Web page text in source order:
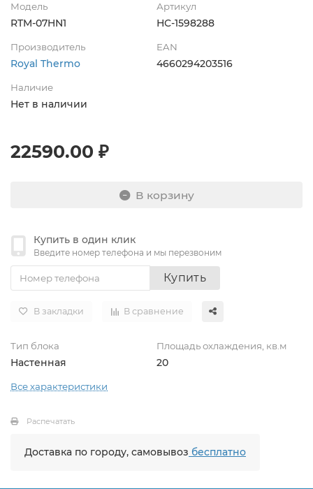
Модель
RTM-07HN1
Артикул
НС-1598288
Производитель
Royal Thermo
EAN
4660294203516
Наличие
Нет в наличии
22590.00 ₽
В корзину
Купить в один клик
Введите номер телефона и мы перезвоним
Купить
В закладки В сравнение
Тип блока
Настенная
Площадь охлаждения, кв.м
20
Все характеристики
Распечатать
Доставка по городу, самовывоз бесплатно